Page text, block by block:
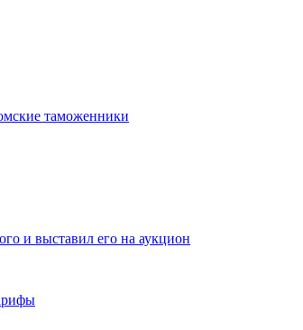
таможенники
и выставил его на аукцион